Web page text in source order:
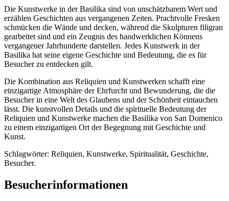
Die Kunstwerke in der Basilika sind von unschätzbarem Wert und
erzählen Geschichten aus vergangenen Zeiten. Prachtvolle Fresken
schmücken die Wände und decken, während die Skulpturen filigran
gearbeitet sind und ein Zeugnis des handwerklichen Könnens
vergangener Jahrhunderte darstellen. Jedes Kunstwerk in der
Basilika hat seine eigene Geschichte und Bedeutung, die es für
Besucher zu entdecken gilt.
Die Kombination aus Reliquien und Kunstwerken schafft eine
einzigartige Atmosphäre der Ehrfurcht und Bewunderung, die die
Besucher in eine Welt des Glaubens und der Schönheit eintauchen
lässt. Die kunstvollen Details und die spirituelle Bedeutung der
Reliquien und Kunstwerke machen die Basilika von San Domenico
zu einem einzigartigen Ort der Begegnung mit Geschichte und
Kunst.
Schlagwörter: Reliquien, Kunstwerke, Spiritualität, Geschichte,
Besucher.
Besucherinformationen